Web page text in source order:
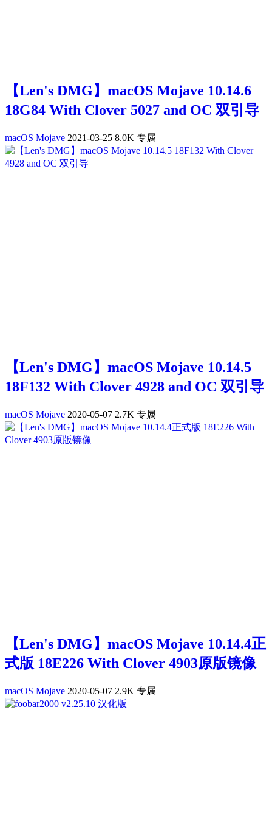
【Len's DMG】macOS Mojave 10.14.6
18G84 With Clover 5027 and OC 双引导
macOS Mojave 2021-03-25 8.0K 专属
【Len's DMG】macOS Mojave 10.14.5
18F132 With Clover 4928 and OC 双引导
macOS Mojave 2020-05-07 2.7K 专属
【Len's DMG】macOS Mojave 10.14.4正
式版 18E226 With Clover 4903原版镜像
macOS Mojave 2020-05-07 2.9K 专属